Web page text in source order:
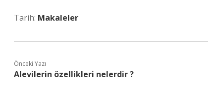
Tarih: Makaleler
Önceki Yazı
Alevilerin özellikleri nelerdir ?